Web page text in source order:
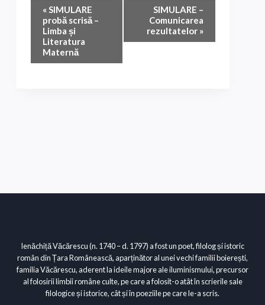
Navigare
Eveniment
«SIMULARE
probă scrisă –
Limba și
Literatura
Maternă
SIMULARE –
Comunicarea
rezultatelor »
Ienăchiță Văcărescu (n. 1740 – d. 1797) a fost un poet, filolog și istoric
român din Țara Românească, aparținător al unei vechi familii boierești,
familia Văcărescu, aderent la ideile majore ale iluminismului, precursor
al folosirii limbii române culte, pe care a folosit-o atât în scrierile sale
filologice și istorice, cât și în poeziile pe care le-a scris.